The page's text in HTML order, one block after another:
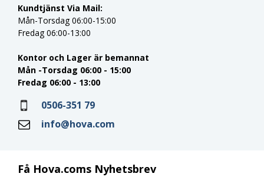
Få Hova.coms Nyhetsbrev
Kundtjänst Via Mail:
Mån-Torsdag 06:00-15:00
Fredag 06:00-13:00
Kontor och Lager är bemannat
Mån -Torsdag 06:00 - 15:00
Fredag 06:00 - 13:00
0506-351 79
info@hova.com